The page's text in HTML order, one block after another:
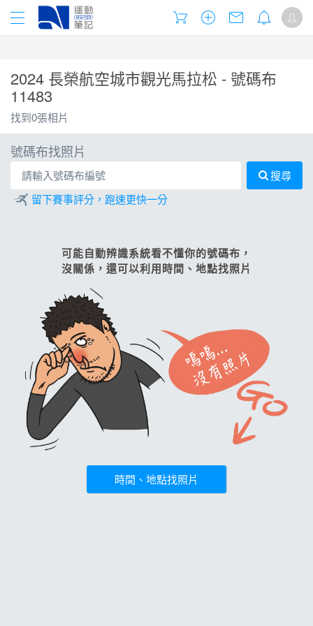
2024 長榮航空城市觀光馬拉松 - 號碼布
11483
找到0張相片
號碼布找照片
搜尋
留下賽事評分，跑速更快一分
可能自動辨識系統看不懂你的號碼布，
沒關係，還可以利用時間、地點找照片
時間、地點找照片